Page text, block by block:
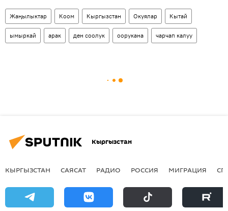
Жаңылыктар Коом Кыргызстан Окуялар Кытай
ымыркай арак ден соолук оорукана чарчап калуу
Кыргызстан
КЫРГЫЗСТАН САЯСАТ РАДИО РОССИЯ МИГРАЦИЯ